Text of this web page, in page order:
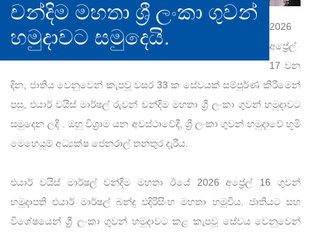
චන්දිම මහතා ශ්‍රී ලංකා ගුවන්
හමුදාවට සමුදෙයි.
2026
අප්‍රේල්
17 වන
දින, ජාතිය වෙනුවෙන් කැපවූ වසර 33 ක සේවයක් සම්පූර්ණ කිරීමෙන්
පසු, එයාර් වයිස් මාර්ෂල් රුවන් චන්දිම මහතා ශ්‍රී ලංකා ගුවන් හමුදාවට
සමුදෙන ලදී . ඔහු විශ්‍රාම යන අවස්ථාවේදී, ශ්‍රී ලංකා ගුවන් හමුදාවේ භූමි
මෙහෙයුම් අධ්‍යක්ෂ ජෙනරාල් තනතුර දැරීය.
එයාර් වයිස් මාර්ෂල් චන්දිම මහතා ඊයේ 2026 අප්‍රේල් 16 ගුවන්
හමුදාපති එයාර් මාර්ෂල් බන්දු එදිරිසිංහ මහතා හමුවිය. ජාතියට සහ
විශේෂයෙන් ශ්‍රී ලංකා ගුවන් හමුදාවට කළ කැපවූ සේවය වෙනුවෙන්